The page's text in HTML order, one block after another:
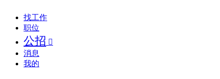
找工作
职位
公招 
消息
我的